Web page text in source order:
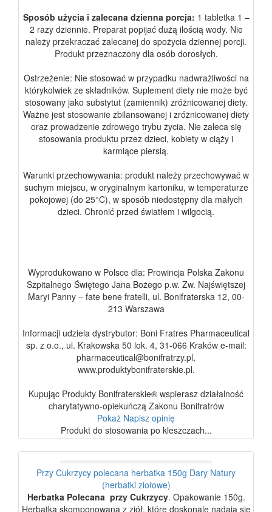
Sposób użycia i zalecana dzienna porcja: 1 tabletka 1 –
2 razy dziennie. Preparat popijać dużą ilością wody. Nie
należy przekraczać zalecanej do spożycia dziennej porcji.
Produkt przeznaczony dla osób dorosłych.
Ostrzeżenie: Nie stosować w przypadku nadwrażliwości na
którykolwiek ze składników. Suplement diety nie może być
stosowany jako substytut (zamiennik) zróżnicowanej diety.
Ważne jest stosowanie zbilansowanej i zróżnicowanej diety
oraz prowadzenie zdrowego trybu życia. Nie zaleca się
stosowania produktu przez dzieci, kobiety w ciąży i
karmiące piersią.
Warunki przechowywania: produkt należy przechowywać w
suchym miejscu, w oryginalnym kartoniku, w temperaturze
pokojowej (do 25°C), w sposób niedostępny dla małych
dzieci. Chronić przed światłem i wilgocią.
Wyprodukowano w Polsce dla: Prowincja Polska Zakonu
Szpitalnego Świętego Jana Bożego p.w. Zw. Najświętszej
Maryi Panny – fate bene fratelli, ul. Bonifraterska 12, 00-
213 Warszawa
Informacji udziela dystrybutor: Boni Fratres Pharmaceutical
sp. z o.o., ul. Krakowska 50 lok. 4, 31-066 Kraków e-mail:
pharmaceutical@bonifratrzy.pl,
www.produktybonifraterskie.pl.
Kupując Produkty Bonifraterskie® wspierasz działalność
charytatywno-opiekuńczą Zakonu Bonifratrów
Pokaż Napisz opinię
Produkt do stosowania po kleszczach...
Przy Cukrzycy polecana herbatka 150g Dary Natury
(herbatki ziołowe)
Herbatka Polecana przy Cukrzycy. Opakowanie 150g.
Herbatka skomponowana z ziół, które doskonale nadają się